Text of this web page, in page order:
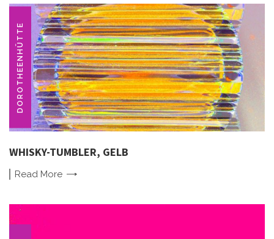
DOROTHEENHÜTTE
WHISKY-TUMBLER, GELB
Read More